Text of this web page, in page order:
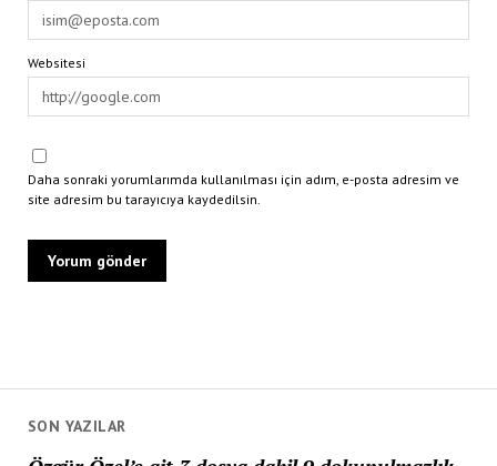
SON YAZILAR
Websitesi
Daha sonraki yorumlarımda kullanılması için adım, e-posta adresim ve
site adresim bu tarayıcıya kaydedilsin.